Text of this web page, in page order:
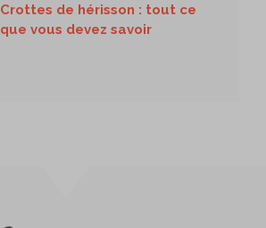
Crottes de hérisson : tout ce
que vous devez savoir